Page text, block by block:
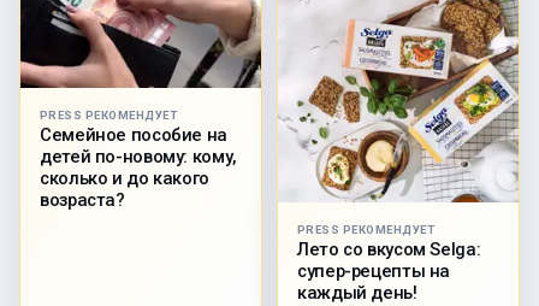
PRESS РЕКОМЕНДУЕТ
Семейное пособие на
детей по-новому: кому,
сколько и до какого
возраста?
PRESS РЕКОМЕНДУЕТ
Лето со вкусом Selga:
супер-рецепты на
каждый день!